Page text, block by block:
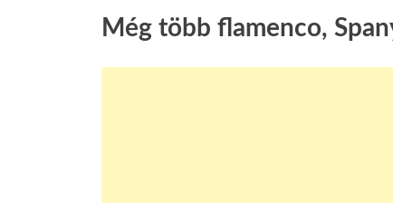
Még több flamenco,